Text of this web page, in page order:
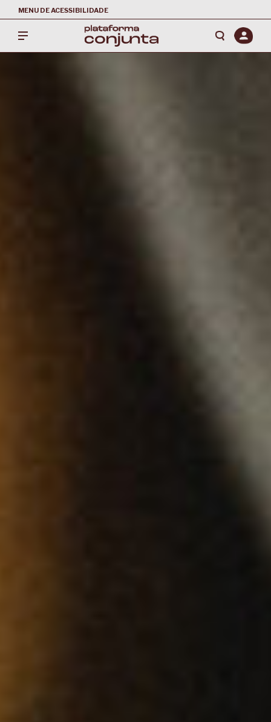
MENU DE ACESSIBILIDADE